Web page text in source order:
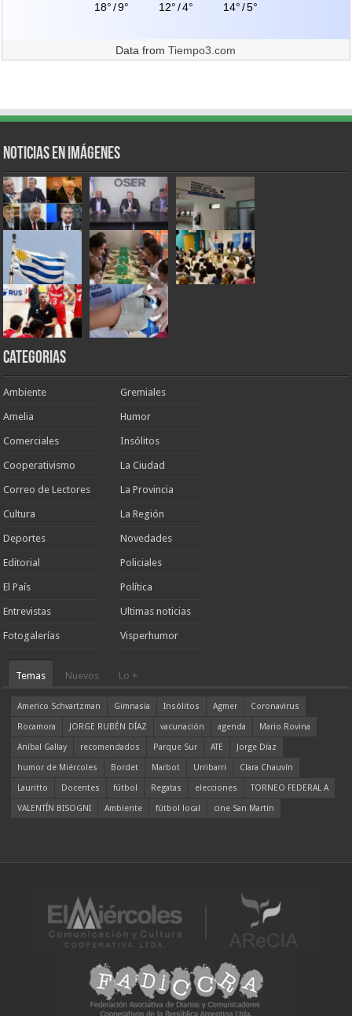
18°/9° 12°/4° 14°/5°
Data fromTiempo3.com
Noticias en Imágenes
Categorias
Ambiente
Amelia
Comerciales
Cooperativismo
Correo de Lectores
Cultura
Deportes
Editorial
El País
Entrevistas
Fotogalerías
Gremiales
Humor
Insólitos
La Ciudad
La Provincia
La Región
Novedades
Policiales
Política
Ultimas noticias
Visperhumor
Temas Nuevos Lo +
Americo Schvartzman Gimnasia Insólitos Agmer
Coronavirus
Rocamora
JORGE RUBÉN DÍAZ vacunación agenda
Mario Rovina
Aníbal Gallay
recomendados Parque Sur ATE
Jorge Díaz
humor de Miércoles
Bordet Marbot Urribarri
Clara Chauvín
Lauritto
Docentes fútbol Regatas elecciones
TORNEO FEDERAL A
VALENTÍN BISOGNI
Ambiente fútbol local cine San Martín